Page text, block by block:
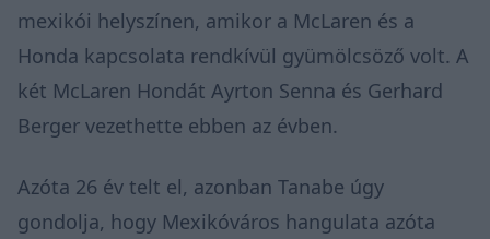
mexikói helyszínen, amikor a McLaren és a
Honda kapcsolata rendkívül gyümölcsöző volt. A
két McLaren Hondát Ayrton Senna és Gerhard
Berger vezethette ebben az évben.
Azóta 26 év telt el, azonban Tanabe úgy
gondolja, hogy Mexikóváros hangulata azóta